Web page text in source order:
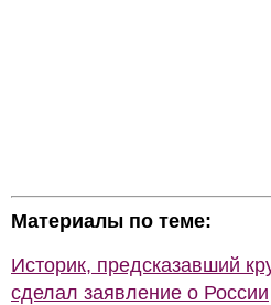
Материалы по теме:
Историк, предсказавший
сделал заявление о России